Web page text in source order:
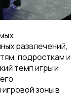
развлечений,
подросткам и
темп игры и
зоны в